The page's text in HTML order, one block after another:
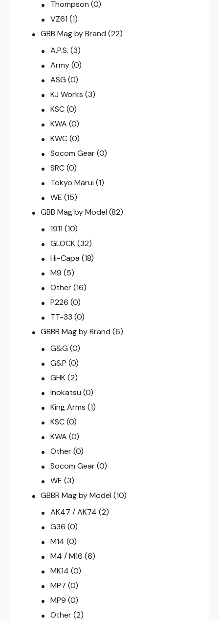
Thompson (0)
VZ61 (1)
GBB Mag by Brand (22)
A.P.S. (3)
Army (0)
ASG (0)
KJ Works (3)
KSC (0)
KWA (0)
KWC (0)
Socom Gear (0)
SRC (0)
Tokyo Marui (1)
WE (15)
GBB Mag by Model (82)
1911 (10)
GLOCK (32)
Hi-Capa (18)
M9 (5)
Other (16)
P226 (0)
TT-33 (0)
GBBR Mag by Brand (6)
G&G (0)
G&P (0)
GHK (2)
Inokatsu (0)
King Arms (1)
KSC (0)
KWA (0)
Other (0)
Socom Gear (0)
WE (3)
GBBR Mag by Model (10)
AK47 / AK74 (2)
G36 (0)
M14 (0)
M4 / M16 (6)
MK14 (0)
MP7 (0)
MP9 (0)
Other (2)